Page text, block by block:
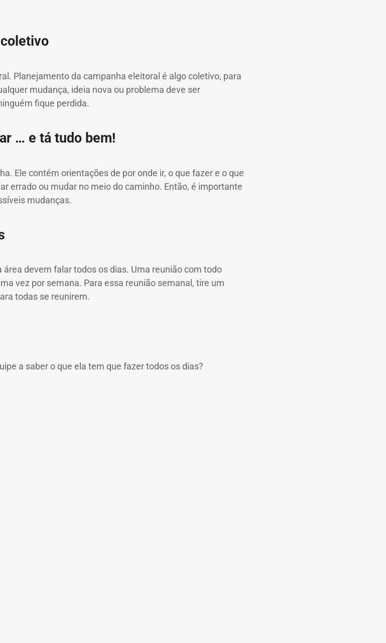
Planejamento da campanha eleitoral é algo coletivo, para
mudança, ideia nova ou problema deve ser
fique perdida.
… e tá tudo bem!
Ele contém orientações de por onde ir, o que fazer e o que
errado ou mudar no meio do caminho. Então, é importante
mudanças.
devem falar todos os dias. Uma reunião com todo
vez por semana. Para essa reunião semanal, tire um
todas se reunirem.
a saber o que ela tem que fazer todos os dias?